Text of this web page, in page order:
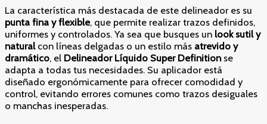
La característica más destacada de este delineador es su
punta fina y flexible, que permite realizar trazos definidos,
uniformes y controlados. Ya sea que busques un look sutil y
naturalcon líneas delgadas o un estilo más atrevido y
dramático, el Delineador Líquido Super Definitionse
adapta a todas tus necesidades. Su aplicador está
diseñado ergonómicamente para ofrecer comodidad y
control, evitando errores comunes como trazos desiguales
o manchas inesperadas.